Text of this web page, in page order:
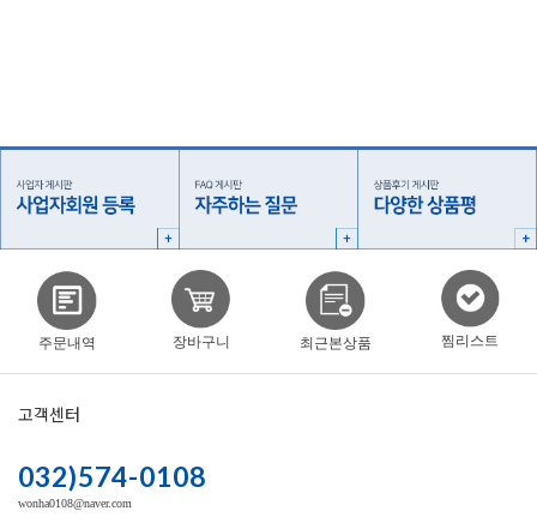
주문내역 장바구니 최근본상품 찜리스트
고객센터
032)574-0108
wonha0108@naver.com